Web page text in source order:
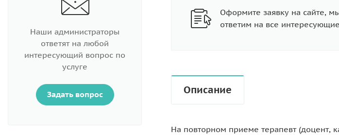
Наши администраторы
ответят на любой
интересующий вопрос по
услуге
Задать вопрос
Оформите заявку на сайте,
ответим на все
Описание
На повторном приеме терапевт (доцент,